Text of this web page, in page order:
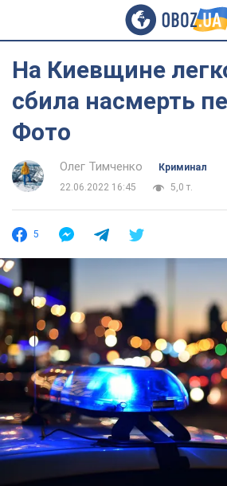
На Киевщине
сбила насмерть
Фото
Олег Тимченко
Криминал
22.06.2022 16:45
5,0 т.
5